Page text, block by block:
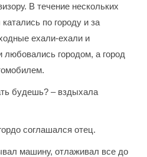
В течение нескольких
по городу и за
ехали-ехали и
любовались городом, а город
будешь? – вздыхала
соглашался отец.
машину, отлаживал все до